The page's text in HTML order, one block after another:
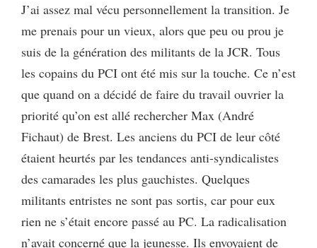
J’ai assez mal vécu personnellement la transition. Je
me prenais pour un vieux, alors que peu ou prou je
suis de la génération des militants de la JCR. Tous
les copains du PCI ont été mis sur la touche. Ce n’est
que quand on a décidé de faire du travail ouvrier la
priorité qu’on est allé rechercher Max (André
Fichaut) de Brest. Les anciens du PCI de leur côté
étaient heurtés par les tendances anti-syndicalistes
des camarades les plus gauchistes. Quelques
militants entristes ne sont pas sortis, car pour eux
rien ne s’était encore passé au PC. La radicalisation
n’avait concerné que la jeunesse. Ils envoyaient de